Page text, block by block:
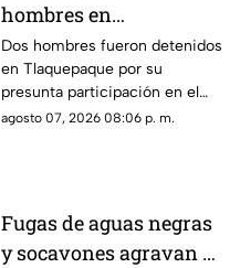
hombres en
Tlaquepaque por
presunto abuso y
maltrato animal contra
una perrita
Dos hombres fueron detenidos
en Tlaquepaque por su
presunta participación en el
abuso y maltrato de una
agosto 07, 2026 08:06 p. m.
Fugas de aguas negras
y socavones agravan el